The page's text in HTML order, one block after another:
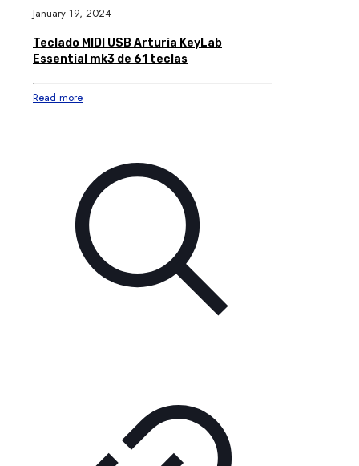
January 19, 2024
Teclado MIDI USB Arturia KeyLab
Essential mk3 de 61 teclas
Read more